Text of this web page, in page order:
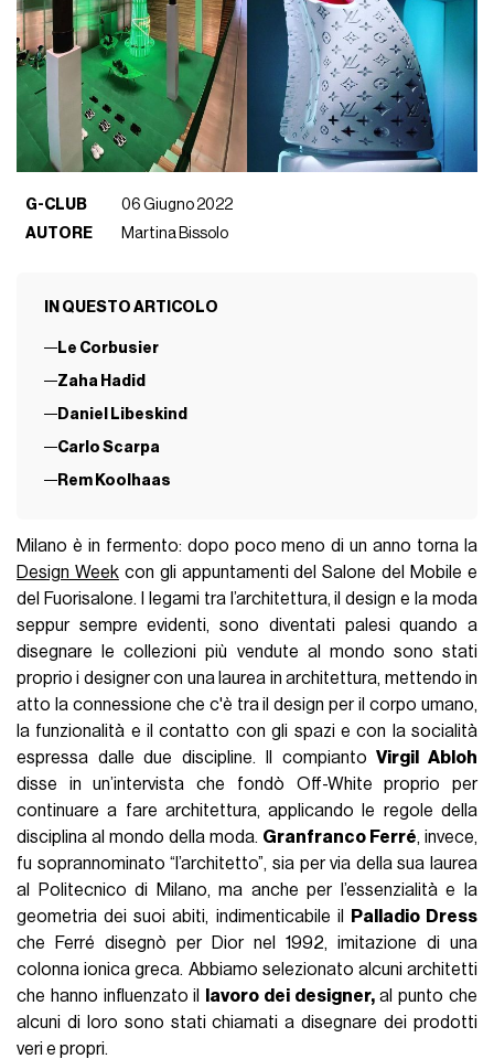
G-CLUB
06 Giugno 2022
AUTORE
Martina Bissolo
IN QUESTO ARTICOLO
Le Corbusier
Zaha Hadid
Daniel Libeskind
Carlo Scarpa
Rem Koolhaas
Milano è in fermento: dopo poco meno di un anno torna la
Design Week con gli appuntamenti del Salone del Mobile e
del Fuorisalone. I legami tra l’architettura, il design e la moda
seppur sempre evidenti, sono diventati palesi quando a
disegnare le collezioni più vendute al mondo sono stati
proprio i designer con una laurea in architettura, mettendo in
atto la connessione che c'è tra il design per il corpo umano,
la funzionalità e il contatto con gli spazi e con la socialità
espressa dalle due discipline. Il compiantoVirgil Abloh
disse in un’intervista che fondò Off-White proprio per
continuare a fare architettura, applicando le regole della
disciplina al mondo della moda. Granfranco Ferré, invece,
fu soprannominato “l’architetto”, sia per via della sua laurea
al Politecnico di Milano, ma anche per l’essenzialità e la
geometria dei suoi abiti, indimenticabile il
Palladio Dress
che Ferré disegnò per Dior nel 1992, imitazione di una
colonna ionica greca. Abbiamo selezionato alcuni architetti
che hanno influenzato il
lavoro dei designer,al punto che
alcuni di loro sono stati chiamati a disegnare dei prodotti
veri e propri.